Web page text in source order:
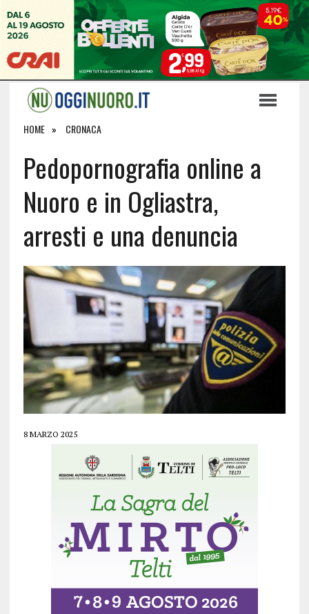
HOME CRONACA
Pedopornografia online a
Nuoro e in Ogliastra,
arresti e una denuncia
8 MARZO 2025